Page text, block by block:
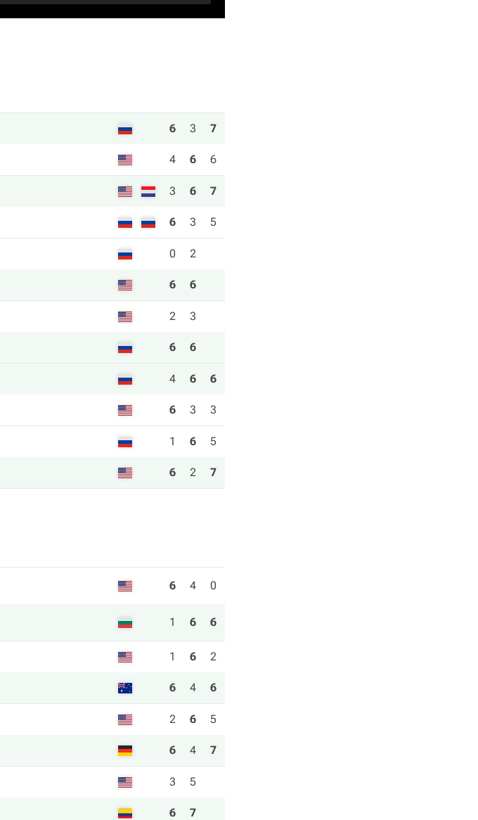
6 3 7
4 6 6
3 6 7
6 3 5
0 2
6 6
2 3
6 6
4 6 6
6 3 3
1 6 5
6 2 7
6 4 0
1 6 6
1 6 2
6 4 6
2 6 5
6 4 7
3 5
6 7